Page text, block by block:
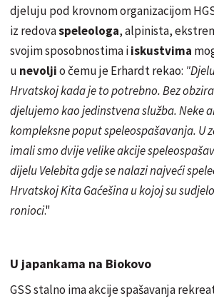
djeluju pod krovnom organizacijom
iz redovaspeleologa, alpinista,
svojim sposobnostima iiskustvima
u nevoljio čemu je Erhardt rekao:
Hrvatskoj kada je to potrebno. Bez
djelujemo kao jedinstvena služba. Neke
kompleksne poput speleospašavanja. U
imali smo dvije velike akcije
dijelu Velebita gdje se nalazi najveći
Hrvatskoj Kita Gaćešina u kojoj su
ronioci."
U japankama na Biokovo
GSS stalno ima akcije spašavanja